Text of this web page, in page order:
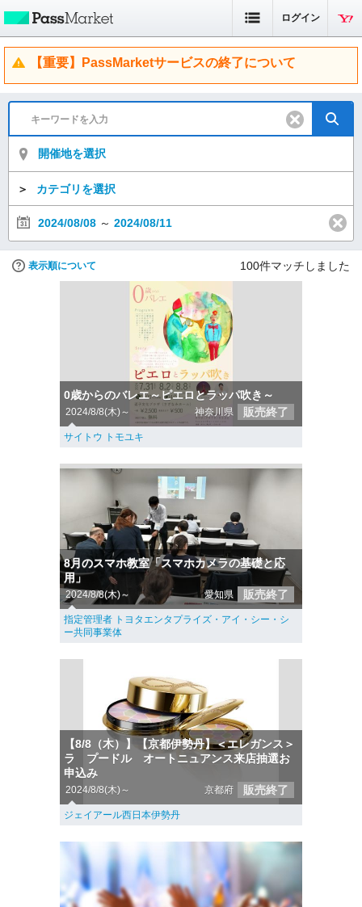
ログイン
【重要】PassMarketサービスの終了について
開催地を選択
＞ カテゴリを選択
2024/08/08 ～ 2024/08/11
表示順について 100件マッチしました
0歳からのバレエ～ピエロとラッパ吹き～
2024/8/8(木)～ 神奈川県 販売終了
サイトウ トモユキ
8月のスマホ教室「スマホカメラの基礎と応
用」
2024/8/8(木)～ 愛知県 販売終了
指定管理者 トヨタエンタプライズ・アイ・シー・シ
ー共同事業体
【8/8（木）】【京都伊勢丹】＜エレガンス＞
ラ プードル オートニュアンス来店抽選お
申込み
2024/8/8(木)～ 京都府 販売終了
ジェイアール西日本伊勢丹